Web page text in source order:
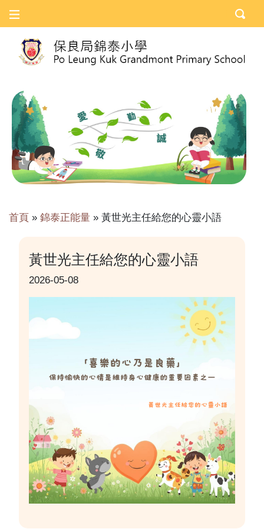
首頁 » 錦泰正能量 » 黃世光主任給您的心靈小語
黃世光主任給您的心靈小語
2026-05-08